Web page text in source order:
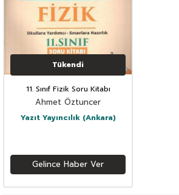
Tükendi
11. Sınıf Fizik Soru Kitabı
Ahmet Öztuncer
Yazıt Yayıncılık (Ankara)
Gelince Haber Ver